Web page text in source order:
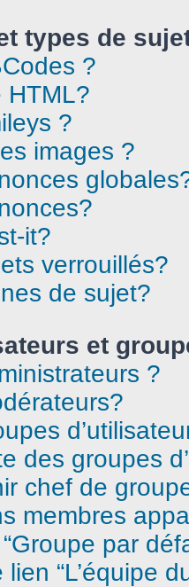
types de
?
HTML?
?
images ?
it?
verrouillés?
de sujet?
et
?
des groupes
chef de
membres
par
“L’équipe